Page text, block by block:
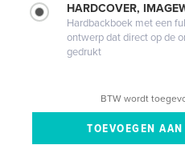
HARDCOVER,
Hardbackboek met een
ontwerp dat direct op de
gedrukt
BTW wordt